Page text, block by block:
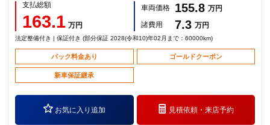
支払総額
163.1 万円
車両価格 155.8 万円
諸費用
7.3 万円
法定整備付き | 保証付き (部分保証 2028(令和10)年02月まで：60000km)
パック料金あり ゴールドクーポン
新車保証継承
お気に入り追加 見積依頼・来店予約